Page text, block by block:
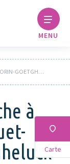
MENU
SELARL GUILLAUME CAUËT, JUSTINE MORIN-GOETGHELUCK
à
Carte